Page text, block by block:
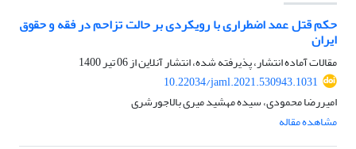
حکم قتل عمد اضطراری با رویکردی بر حالت تزاحم در فقه و حقوق
ایران
مقالات آماده انتشار، پذیرفته شده، انتشار آنلاین از06 تیر 1400
10.22034/jaml.2021.530943.1031
امیررضا محمودی، سیده مهشید میری بالاجورشری
مشاهده مقاله